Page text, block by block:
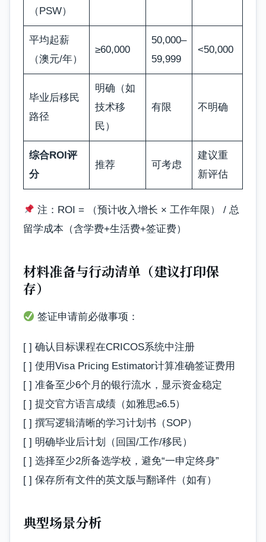
（PSW）
平均起薪
（澳元/年）
≥60,000
50,000–
59,999
<50,000
毕业后移民
路径
明确（如
技术移
民）
有限 不明确
综合ROI评
分
推荐 可考虑
建议重
新评估
注：ROI = （预计收入增长 × 工作年限） / 总
留学成本（含学费+生活费+签证费）
材料准备与行动清单（建议打印保
存）
签证申请前必做事项：
[ ] 确认目标课程在CRICOS系统中注册
[ ] 使用Visa Pricing Estimator计算准确签证费用
[ ] 准备至少6个月的银行流水，显示资金稳定
[ ] 提交官方语言成绩（如雅思≥6.5）
[ ] 撰写逻辑清晰的学习计划书（SOP）
[ ] 明确毕业后计划（回国/工作/移民）
[ ] 选择至少2所备选学校，避免“一申定终身”
[ ] 保存所有文件的英文版与翻译件（如有）
典型场景分析